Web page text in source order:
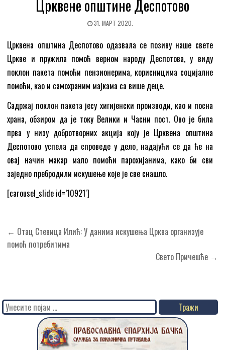
Црквене општине Деспотово
31. МАРТ 2020.
Црквена општина Деспотово одазвала се позиву наше свете
Цркве и пружила помоћ верном народу Деспотова, у виду
поклон пакета помоћи пензионерима, корисницима социјалне
помоћи, као и самохраним мајкама са више деце.
Садржај поклон пакета јесу хигијенски производи, као и посна
храна, обзиром да je току Велики и Часни пост. Ово је била
прва у низу добротворних акција коју је Црквена општина
Деспотово успела да спроведе у дело, надајући се да ће на
овај начин макар мало помоћи парохијанима, како би сви
заједно пребродили искушење које је све снашло.
[carousel_slide id=’10921′]
Кретање
чланка
← Отац Стевица Илић: У данима искушења Црква организује
помоћ потребитима
Свето Причешће →
Search
for: